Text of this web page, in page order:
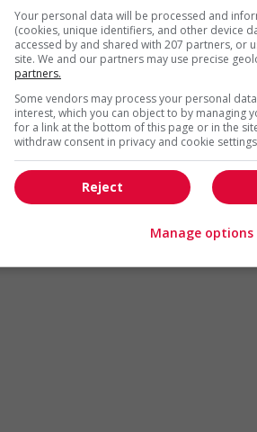
Arts et métiers de la mode
Cadres supérieurs
Comptabilité / Assurance
Droit
Marketing / Communication
Tourisme / Hôtellerie
Your personal data will be processed and
(cookies, unique identifiers, and other device
accessed by and shared with 207 partners, or
site. We and our partners may use precise
partners.
Some vendors may process your personal
interest, which you can object to by managing
for a link at the bottom of this page or in the
withdraw consent in privacy and cookie
Reject
Manage options